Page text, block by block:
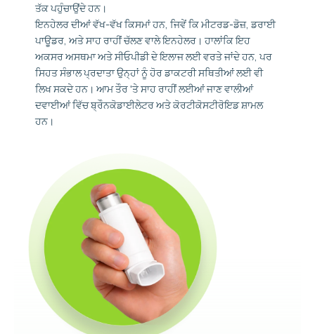
ਤੱਕ ਪਹੁੰਚਾਉਂਦੇ ਹਨ।
ਇਨਹੇਲਰ ਦੀਆਂ ਵੱਖ-ਵੱਖ ਕਿਸਮਾਂ ਹਨ, ਜਿਵੇਂ ਕਿ ਮੀਟਰਡ-ਡੋਜ਼, ਡਰਾਈ
ਪਾਊਡਰ, ਅਤੇ ਸਾਹ ਰਾਹੀਂ ਚੱਲਣ ਵਾਲੇ ਇਨਹੇਲਰ। ਹਾਲਾਂਕਿ ਇਹ
ਅਕਸਰ ਅਸਥਮਾ ਅਤੇ ਸੀਓਪੀਡੀ ਦੇ ਇਲਾਜ ਲਈ ਵਰਤੇ ਜਾਂਦੇ ਹਨ, ਪਰ
ਸਿਹਤ ਸੰਭਾਲ ਪ੍ਰਦਾਤਾ ਉਨ੍ਹਾਂ ਨੂੰ ਹੋਰ ਡਾਕਟਰੀ ਸਥਿਤੀਆਂ ਲਈ ਵੀ
ਲਿਖ ਸਕਦੇ ਹਨ। ਆਮ ਤੌਰ 'ਤੇ ਸਾਹ ਰਾਹੀਂ ਲਈਆਂ ਜਾਣ ਵਾਲੀਆਂ
ਦਵਾਈਆਂ ਵਿੱਚ ਬ੍ਰੌਨਕੋਡਾਈਲੇਟਰ ਅਤੇ ਕੋਰਟੀਕੋਸਟੀਰੋਇਡ ਸ਼ਾਮਲ
ਹਨ।